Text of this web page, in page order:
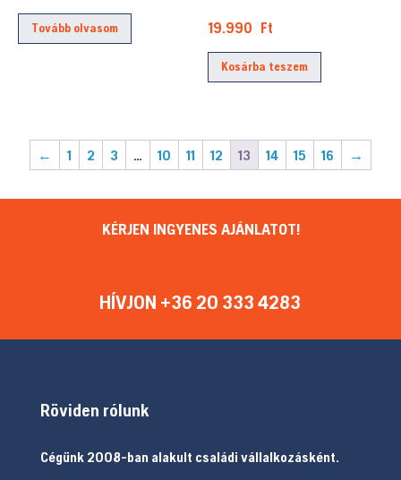
választhatók
Tovább olvasom 19.990 Ft
Kosárba teszem
← 1 2 3 10 11 12 13 14 15 16 →
KÉRJEN INGYENES AJÁNLATOT!
HÍVJON +36 20 333 4283
Röviden rólunk
Cégünk 2008-ban alakult családi vállalkozásként.